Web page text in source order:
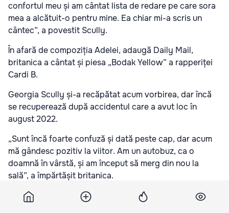
confortul meu și am cântat lista de redare pe care sora
mea a alcătuit-o pentru mine. Ea chiar mi-a scris un
cântec”, a povestit Scully.
În afară de compoziția Adelei, adaugă Daily Mail,
britanica a cântat și piesa „Bodak Yellow” a rapperiței
Cardi B.
Georgia Scully și-a recăpătat acum vorbirea, dar încă
se recuperează după accidentul care a avut loc în
august 2022.
„Sunt încă foarte confuză și dată peste cap, dar acum
mă gândesc pozitiv la viitor. Am un autobuz, ca o
doamnă în vârstă, și am început să merg din nou la
sală”, a împărtășit britanica.